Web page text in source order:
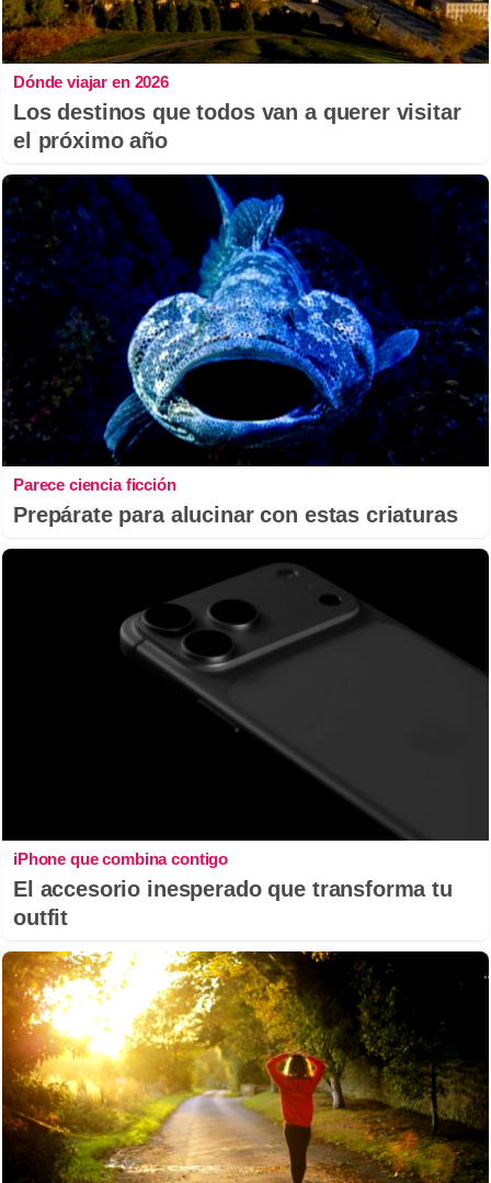
Dónde viajar en 2026
Los destinos que todos van a querer visitar
el próximo año
Parece ciencia ficción
Prepárate para alucinar con estas criaturas
iPhone que combina contigo
El accesorio inesperado que transforma tu
outfit